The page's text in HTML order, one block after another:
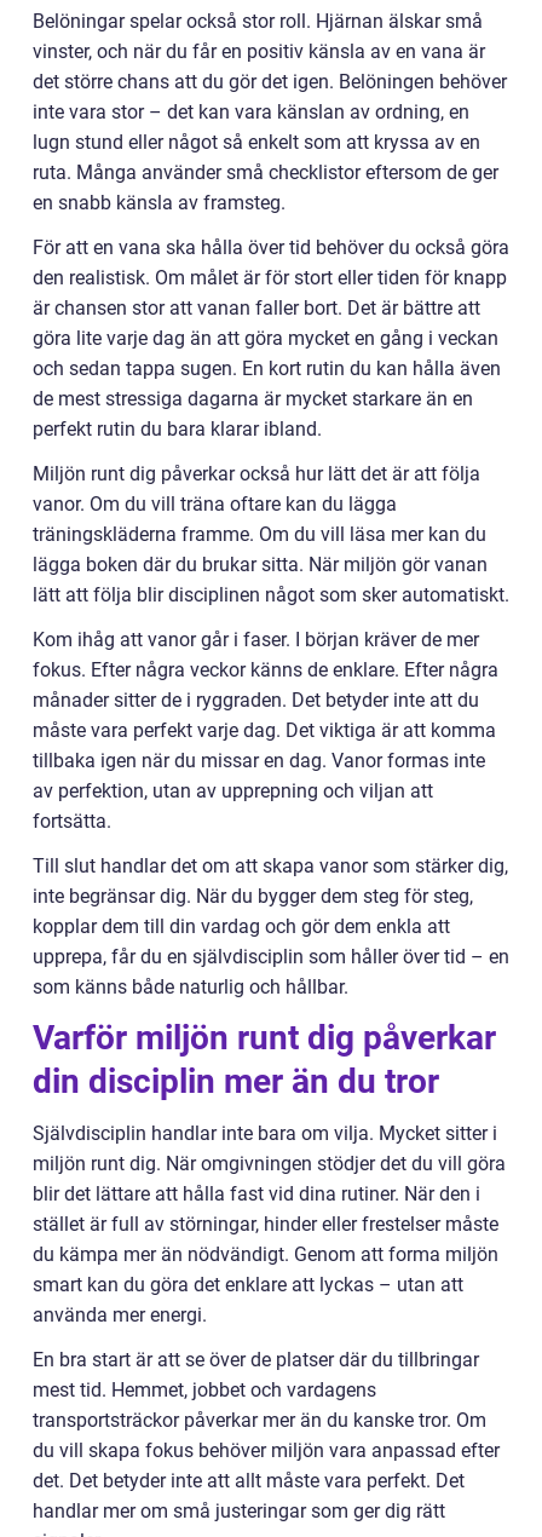
Belöningar spelar också stor roll. Hjärnan älskar små
vinster, och när du får en positiv känsla av en vana är
det större chans att du gör det igen. Belöningen behöver
inte vara stor – det kan vara känslan av ordning, en
lugn stund eller något så enkelt som att kryssa av en
ruta. Många använder små checklistor eftersom de ger
en snabb känsla av framsteg.
För att en vana ska hålla över tid behöver du också göra
den realistisk. Om målet är för stort eller tiden för knapp
är chansen stor att vanan faller bort. Det är bättre att
göra lite varje dag än att göra mycket en gång i veckan
och sedan tappa sugen. En kort rutin du kan hålla även
de mest stressiga dagarna är mycket starkare än en
perfekt rutin du bara klarar ibland.
Miljön runt dig påverkar också hur lätt det är att följa
vanor. Om du vill träna oftare kan du lägga
träningskläderna framme. Om du vill läsa mer kan du
lägga boken där du brukar sitta. När miljön gör vanan
lätt att följa blir disciplinen något som sker automatiskt.
Kom ihåg att vanor går i faser. I början kräver de mer
fokus. Efter några veckor känns de enklare. Efter några
månader sitter de i ryggraden. Det betyder inte att du
måste vara perfekt varje dag. Det viktiga är att komma
tillbaka igen när du missar en dag. Vanor formas inte
av perfektion, utan av upprepning och viljan att
fortsätta.
Till slut handlar det om att skapa vanor som stärker dig,
inte begränsar dig. När du bygger dem steg för steg,
kopplar dem till din vardag och gör dem enkla att
upprepa, får du en självdisciplin som håller över tid – en
som känns både naturlig och hållbar.
Varför miljön runt dig påverkar
din disciplin mer än du tror
Självdisciplin handlar inte bara om vilja. Mycket sitter i
miljön runt dig. När omgivningen stödjer det du vill göra
blir det lättare att hålla fast vid dina rutiner. När den i
stället är full av störningar, hinder eller frestelser måste
du kämpa mer än nödvändigt. Genom att forma miljön
smart kan du göra det enklare att lyckas – utan att
använda mer energi.
En bra start är att se över de platser där du tillbringar
mest tid. Hemmet, jobbet och vardagens
transportsträckor påverkar mer än du kanske tror. Om
du vill skapa fokus behöver miljön vara anpassad efter
det. Det betyder inte att allt måste vara perfekt. Det
handlar mer om små justeringar som ger dig rätt